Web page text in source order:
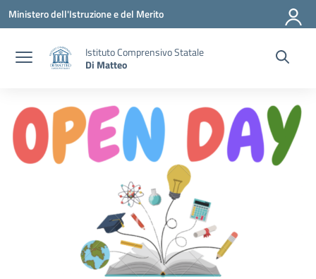
Vai ai contenuti
Vai al menu di navigazione
Vai al footer
Ministero dell'Istruzione e del Merito
Istituto Comprensivo Statale
Di Matteo